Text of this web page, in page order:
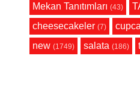
Mekan Tanıtımları (43)
cheesecakeler (7)
new (1749) salata (186)